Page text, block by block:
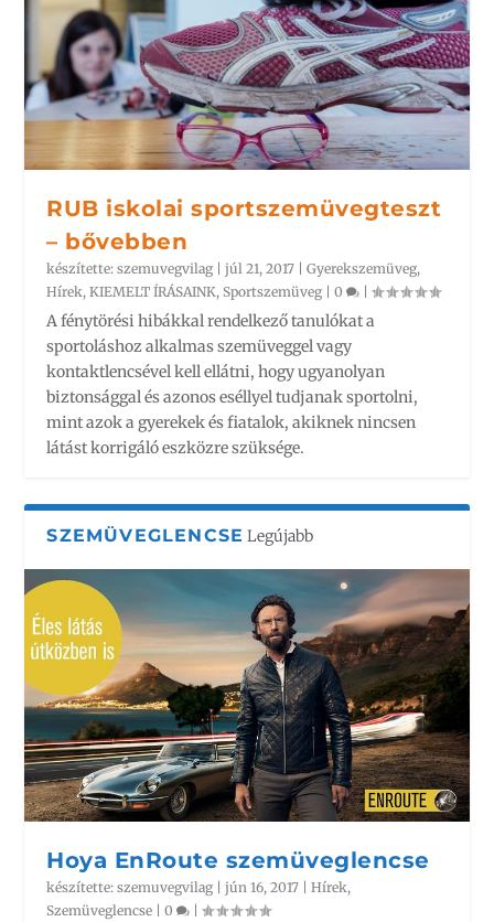
RUB iskolai sportszemüvegteszt
– bővebben
készítette:szemuvegvilag |júl 21, 2017 |Gyerekszemüveg,
Hírek,KIEMELT ÍRÁSAINK, Sportszemüveg |0 |
A fénytörési hibákkal rendelkező tanulókat a
sportoláshoz alkalmas szemüveggel vagy
kontaktlencsével kell ellátni, hogy ugyanolyan
biztonsággal és azonos eséllyel tudjanak sportolni,
mint azok a gyerekek és fiatalok, akiknek nincsen
látást korrigáló eszközre szüksége.
SZEMÜVEGLENCSE Legújabb
Hoya EnRoute szemüveglencse
készítette:szemuvegvilag |jún 16, 2017 |Hírek,
Szemüveglencse |0 |